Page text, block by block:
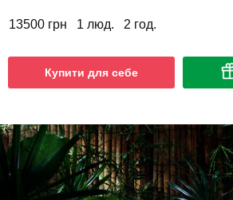
13500 грн 1 люд. 2 год.
Купити для себе